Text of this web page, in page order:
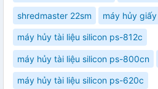
shredmaster 22sm máy hủy
máy hủy tài liệu silicon ps-812c
máy hủy tài liệu silicon ps-800cn
máy hủy tài liệu silicon ps-620c